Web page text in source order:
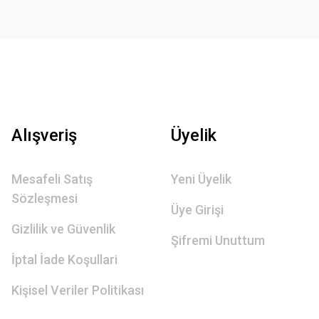
Alışveriş
Mesafeli Satış
Sözleşmesi
Gizlilik ve Güvenlik
İptal İade Koşullari
Kişisel Veriler Politikası
Üyelik
Yeni Üyelik
Üye Girişi
Şifremi Unuttum